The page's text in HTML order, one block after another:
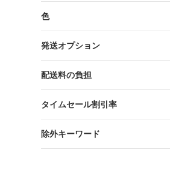
色
発送オプション
配送料の負担
タイムセール割引率
除外キーワード